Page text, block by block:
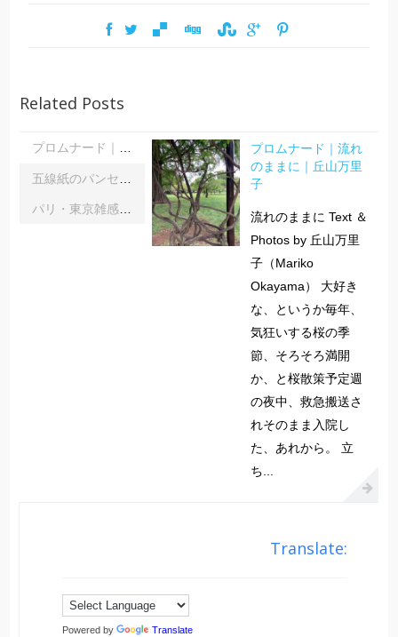
Related Posts
プロムナード｜流れのままに｜丘山万里子
プロムナード｜流れ
のままに｜丘山万里
子
流れのままに Text ＆
Photos by 丘山万里
子（Mariko
Okayama） 大好き
な、というか毎年、
気狂いする桜の季
節、そろそろ満開
か、と桜散策予定週
の夜中、救急搬送さ
れそのまま入院し
た、あれから。 立
ち...
Translate:
Powered by Translate